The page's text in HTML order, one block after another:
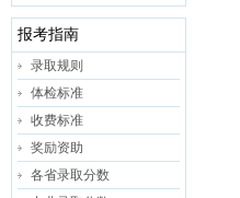
报考指南
录取规则
体检标准
收费标准
奖励资助
各省录取分数